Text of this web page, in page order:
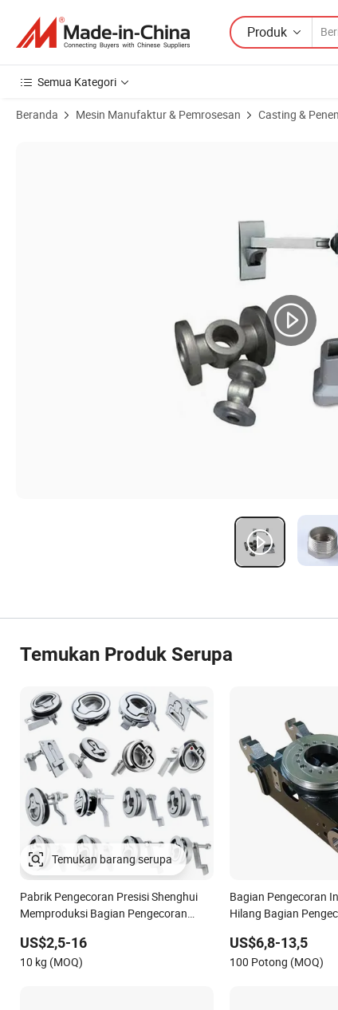
Produk
Semua Kategori
Beranda Mesin Manufaktur & Pemrosesan Casting &
Temukan Produk Serupa
Pabrik Pengecoran Presisi Shenghui
Memproduksi Bagian Pengecoran
Bagian Pengecoran Presisi
US$2,5-16
10 kg (MOQ)
Bagian Pengecoran
Hilang Bagian
US$6,8-13,5
100 Potong (MOQ)